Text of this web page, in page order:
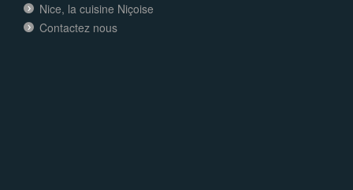
Nice, la cuisine Niçoise
Contactez nous